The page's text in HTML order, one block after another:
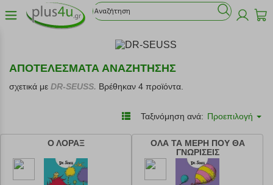
ΑΠΟΤΕΛΕΣΜΑΤΑ ΑΝΑΖΗΤΗΣΗΣ
σχετικά με DR-SEUSS. Βρέθηκαν 4 προϊόντα.
Ταξινόμηση ανά: Προεπιλογή
Ο ΛΟΡΑΞ
ΟΛΑ ΤΑ ΜΕΡΗ ΠΟΥ ΘΑ
ΓΝΩΡΙΣΕΙΣ